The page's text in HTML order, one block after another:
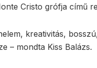
Cristo grófja című
kreativitás,
– mondta Kiss Balázs.